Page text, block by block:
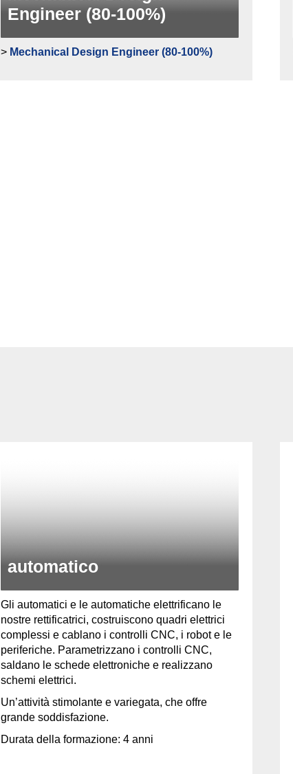
Engineer (80-100%)
> Mechanical Design Engineer (80-100%)
automatico
Gli automatici e le automatiche elettrificano le
nostre rettificatrici, costruiscono quadri elettrici
complessi e cablano i controlli CNC, i robot e le
periferiche. Parametrizzano i controlli CNC,
saldano le schede elettroniche e realizzano
schemi elettrici.
Un’attività stimolante e variegata, che offre
grande soddisfazione.
Durata della formazione: 4 anni